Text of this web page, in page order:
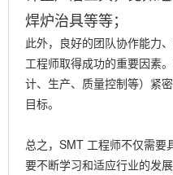
焊炉治具等等；
此外，良好的团队协作能力
工程师取得成功的重要因素
计、生产、质量控制等）紧
目标。
总之，SMT 工程师不仅需要
要不断学习和适应行业的发